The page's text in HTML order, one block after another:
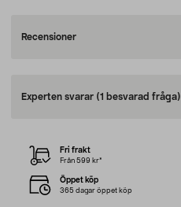
Recensioner
Experten svarar (1 besvarad fråga)
Fri frakt
Från 599 kr*
Öppet köp
365 dagar öppet köp